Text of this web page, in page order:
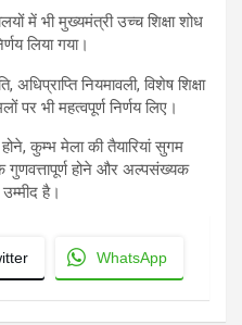
में भी मुख्यमंत्री उच्च शिक्षा शोध
लिया गया।
नियमावली, विशेष शिक्षा
पर भी महत्वपूर्ण निर्णय लिए।
कुम्भ मेला की तैयारियां सुगम
गुणवत्तापूर्ण होने और अल्पसंख्यक
है।
WhatsApp